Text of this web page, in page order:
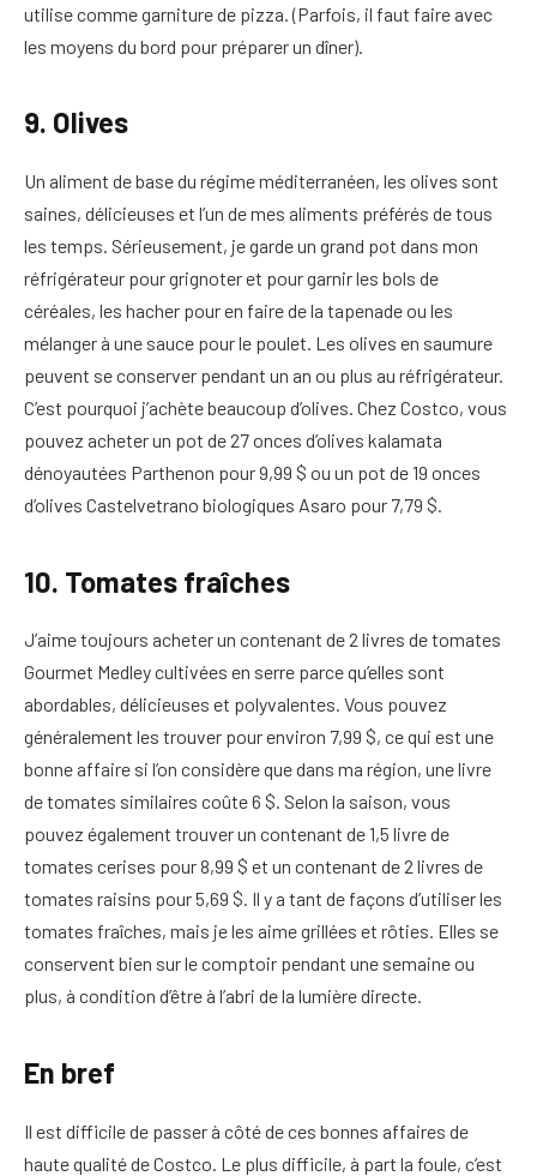
utilise comme garniture de pizza. (Parfois, il faut faire avec
les moyens du bord pour préparer un dîner).
9. Olives
Un aliment de base du régime méditerranéen, les olives sont
saines, délicieuses et l’un de mes aliments préférés de tous
les temps. Sérieusement, je garde un grand pot dans mon
réfrigérateur pour grignoter et pour garnir les bols de
céréales, les hacher pour en faire de la tapenade ou les
mélanger à une sauce pour le poulet. Les olives en saumure
peuvent se conserver pendant un an ou plus au réfrigérateur.
C’est pourquoi j’achète beaucoup d’olives. Chez Costco, vous
pouvez acheter un pot de 27 onces d’olives kalamata
dénoyautées Parthenon pour 9,99 $ ou un pot de 19 onces
d’olives Castelvetrano biologiques Asaro pour 7,79 $.
10. Tomates fraîches
J’aime toujours acheter un contenant de 2 livres de tomates
Gourmet Medley cultivées en serre parce qu’elles sont
abordables, délicieuses et polyvalentes. Vous pouvez
généralement les trouver pour environ 7,99 $, ce qui est une
bonne affaire si l’on considère que dans ma région, une livre
de tomates similaires coûte 6 $. Selon la saison, vous
pouvez également trouver un contenant de 1,5 livre de
tomates cerises pour 8,99 $ et un contenant de 2 livres de
tomates raisins pour 5,69 $. Il y a tant de façons d’utiliser les
tomates fraîches, mais je les aime grillées et rôties. Elles se
conservent bien sur le comptoir pendant une semaine ou
plus, à condition d’être à l’abri de la lumière directe.
En bref
Il est difficile de passer à côté de ces bonnes affaires de
haute qualité de Costco. Le plus difficile, à part la foule, c’est